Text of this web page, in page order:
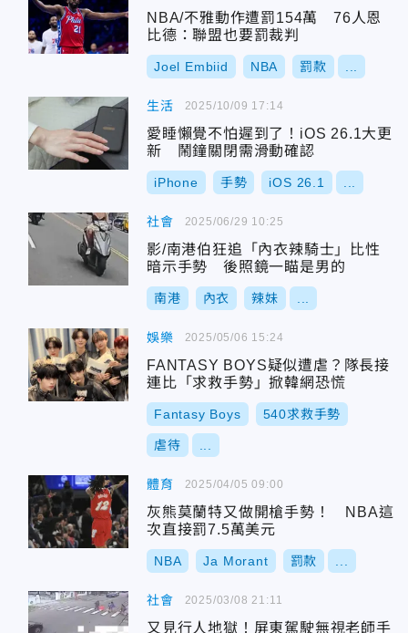
NBA/不雅動作遭罰154萬 76人恩
比德：聯盟也要罰裁判
Joel Embiid NBA 罰款
生活
愛睡懶覺不怕遲到了！iOS 26.1大更
新 鬧鐘關閉需滑動確認
iPhone 手勢 iOS 26.1
2025/10/09 17:14
社會
影/南港伯狂追「內衣辣騎士」比性
暗示手勢 後照鏡一瞄是男的
南港 內衣 辣妹
2025/06/29 10:25
娛樂
FANTASY BOYS疑似遭虐？隊長接
連比「求救手勢」掀韓網恐慌
Fantasy Boys 540求救手勢
虐待
2025/05/06 15:24
體育
灰熊莫蘭特又做開槍手勢！ NBA這
次直接罰7.5萬美元
NBA Ja Morant 罰款
2025/04/05 09:00
社會
又見行人地獄！屏東駕駛無視老師手
2025/03/08 21:11